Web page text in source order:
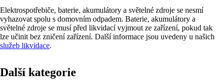
Elektrospotřebiče, baterie, akumulátory a světelné zdroje se nesmí
vyhazovat spolu s domovním odpadem. Baterie, akumulátory a
světelné zdroje se musí před likvidací vyjmout ze zařízení, pokud tak
lze učinit bez zničení zařízení. Další informace jsou uvedeny u našich
služeb likvidace.
Další kategorie